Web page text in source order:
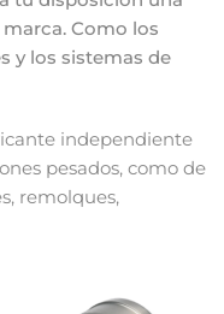
Como los
y los sistemas de
independiente
pesados, como de
remolques,